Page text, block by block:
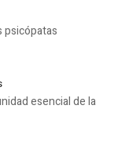
psicópatas
esencial de la